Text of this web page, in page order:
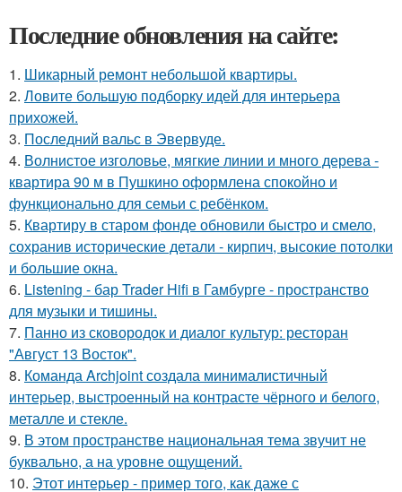
Последние обновления на сайте:
1. Шикарный ремонт небольшой квартиры.
2. Ловите большую подборку идей для интерьера
прихожей.
3. Последний вальс в Эвервуде.
4. Волнистое изголовье, мягкие линии и много дерева -
квартира 90 м в Пушкино оформлена спокойно и
функционально для семьи с ребёнком.
5. Квартиру в старом фонде обновили быстро и смело,
сохранив исторические детали - кирпич, высокие потолки
и большие окна.
6. Listening - бар Trader Hifi в Гамбурге - пространство
для музыки и тишины.
7. Панно из сковородок и диалог культур: ресторан
"Август 13 Восток".
8. Команда Archjoint создала минималистичный
интерьер, выстроенный на контрасте чёрного и белого,
металле и стекле.
9. В этом пространстве национальная тема звучит не
буквально, а на уровне ощущений.
10. Этот интерьер - пример того, как даже с